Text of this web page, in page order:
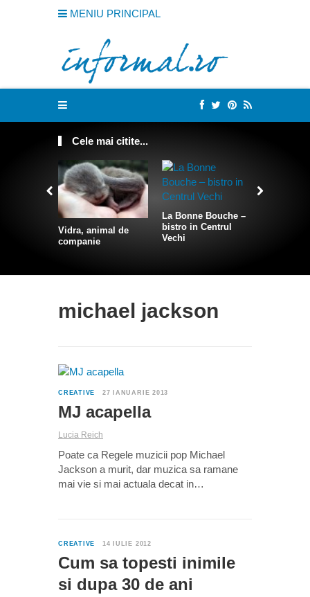
MENIU PRINCIPAL
Cele mai citite...
Vidra, animal de
companie
La Bonne Bouche –
bistro in Centrul
Vechi
michael jackson
CREATIVE 27 IANUARIE 2013
MJ acapella
Lucia Reich
Poate ca Regele muzicii pop Michael
Jackson a murit, dar muzica sa ramane
mai vie si mai actuala decat in…
CREATIVE 14 IULIE 2012
Cum sa topesti inimile
si dupa 30 de ani